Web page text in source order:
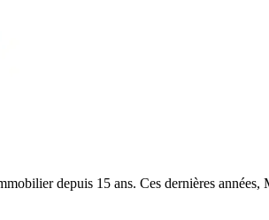
depuis 15 ans. Ces dernières années,